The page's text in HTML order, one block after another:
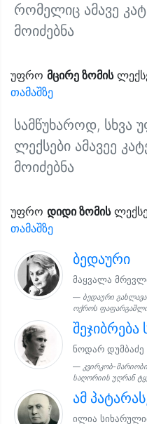
რომელიც ამავე
მოიძებნა
უფრო მცირე ზომის
თამაშზე
სამწუხაროდ, სხვა
ლექსები ამავეე
მოიძებნა
უფრო დიდი ზომის
თამაშზე
ბედაური
მაყვალა
ბედაური
ოქროს
ნოდარ დუმბაძე
კვირკობ-
საღორიის უღრან
ამ
ილია